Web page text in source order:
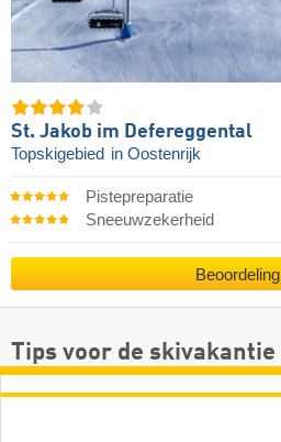
St. Jakob im Defereggental
Topskigebied in Oostenrijk
Pistepreparatie
Sneeuwzekerheid
Beoordeling
Tips voor de skivakantie